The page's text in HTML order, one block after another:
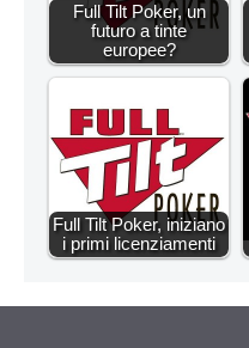
Full Tilt Poker, un
futuro a tinte
europee?
Full Tilt Poker, iniziano
i primi licenziamenti